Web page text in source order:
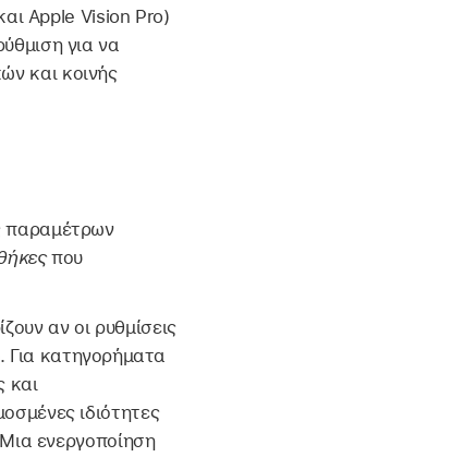
Apple Vision Pro)
για να
και κοινής
παραμέτρων
που
αν οι ρυθμίσεις
Για κατηγορήματα
και
ιδιότητες
ενεργοποίηση